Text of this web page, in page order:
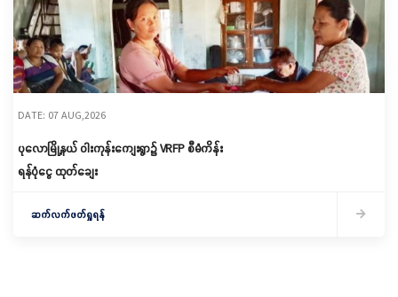
DATE: 07 AUG,2026
ပုလောမြို့နယ် ဝါးကုန်းကျေးရွာ၌ ‌VRFP စီမံကိန်း
ရန်ပုံငွေ ထုတ်ချေး
ဆက်လက်ဖတ်ရှုရန်